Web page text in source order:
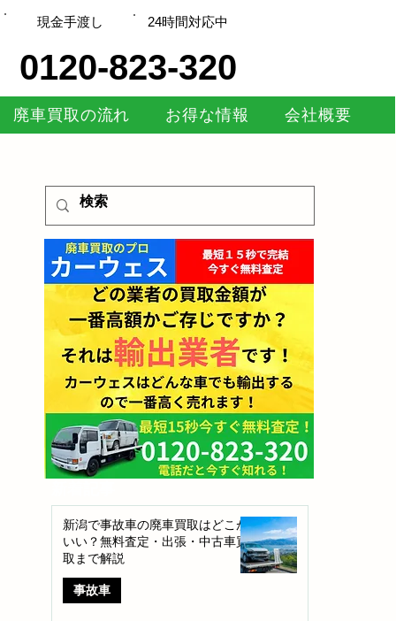
現金手渡し ​24時間対応中
0120-823-320
廃車買取の流れ お得な情報 会社概要
新潟で事故車の廃車買取はどこが
いい？無料査定・出張・中古車買
取まで解説
事故車